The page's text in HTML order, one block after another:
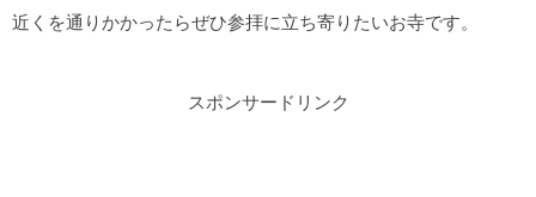
近くを通りかかったらぜひ参拝に立ち寄りたいお寺です。
スポンサードリンク